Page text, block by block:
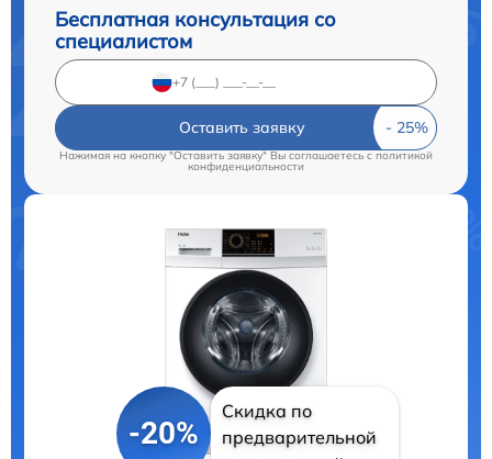
Бесплатная консультация со
специалистом
Оставить заявку
Нажимая на кнопку "Оставить заявку" Вы соглашаетесь cполитикой
конфиденциальности
-20%
Скидка по
предварительной